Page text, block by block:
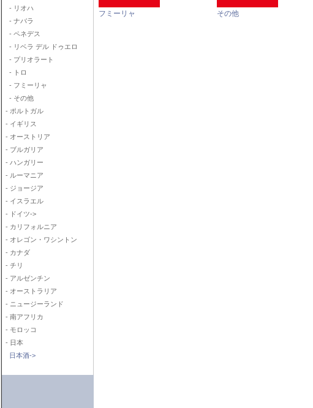
- リオハ
- ナバラ
- ペネデス
- リベラ デル ドゥエロ
- プリオラート
- トロ
- フミーリャ
- その他
- ポルトガル
- イギリス
- オーストリア
- ブルガリア
- ハンガリー
- ルーマニア
- ジョージア
- イスラエル
- ドイツ->
- カリフォルニア
- オレゴン・ワシントン
- カナダ
- チリ
- アルゼンチン
- オーストラリア
- ニュージーランド
- 南アフリカ
- モロッコ
- 日本
日本酒->
フミーリャ その他